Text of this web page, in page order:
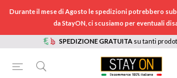
Durante il mese di Agosto le spedizioni potrebbero
da StayON, ci scusiamo per eventuali
SPEDIZIONE GRATUITA su tanti
TELEFONIA /